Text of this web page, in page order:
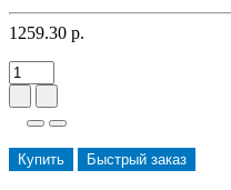
1259.30 р.
Купить Быстрый заказ